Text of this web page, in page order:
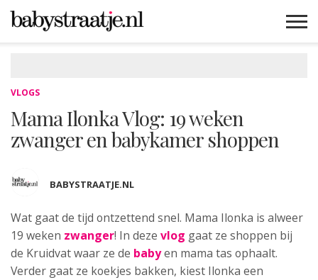
VLOGS
Mama Ilonka Vlog: 19 weken
zwanger en babykamer shoppen
BABYSTRAATJE.NL
Wat gaat de tijd ontzettend snel. Mama Ilonka is alweer
19 weken zwanger! In deze vlog gaat ze shoppen bij
de Kruidvat waar ze de babyen mama tas ophaalt.
Verder gaat ze koekjes bakken, kiest Ilonka een